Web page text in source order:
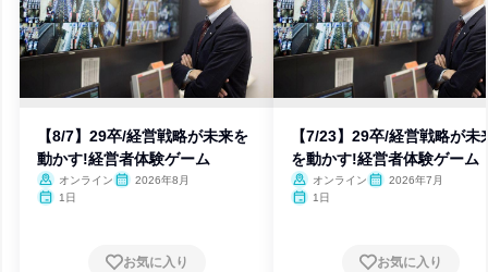
【8/7】29卒/経営戦略が未来を
動かす!経営者体験ゲーム
オンライン
2026年8月
1日
お気に入り
【7/23】29卒/経営戦略が未
を動かす!経営者体験ゲーム
オンライン
2026年7月
1日
お気に入り